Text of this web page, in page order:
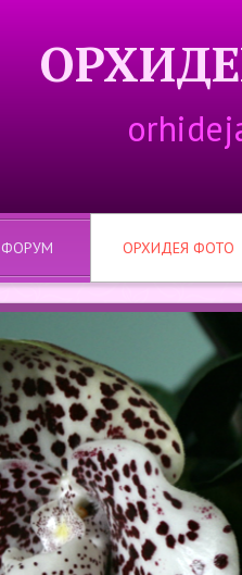
ФОРУМ ОРХИДЕЯ ФОТО